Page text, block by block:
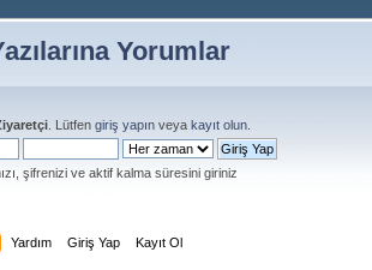
Yorumlar
. Lütfen giriş yapın veya kayıt olun
şifrenizi ve aktif kalma süresini giriniz
Yardım Giriş Yap Kayıt Ol